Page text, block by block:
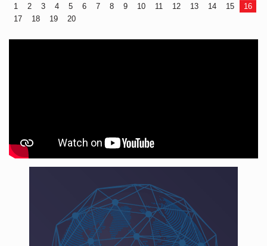
1 2 3 4 5 6 7 8 9 10 11 12 13 14 15
16
17
18 19 20